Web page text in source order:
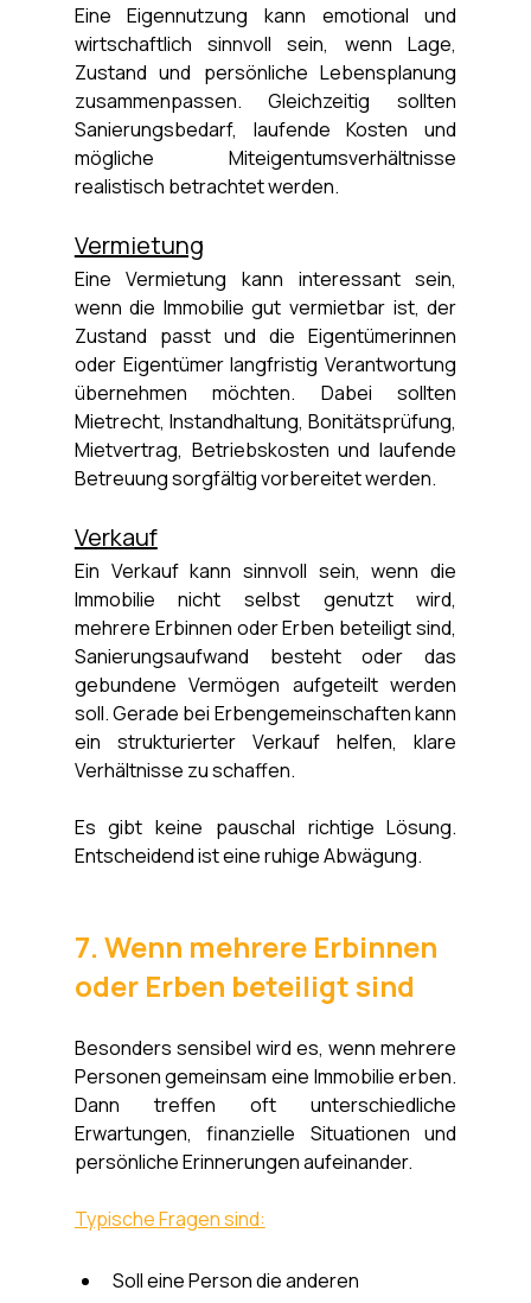
Eine Eigennutzung kann emotional und
wirtschaftlich sinnvoll sein, wenn Lage,
Zustand und persönliche Lebensplanung
zusammenpassen. Gleichzeitig sollten
Sanierungsbedarf, laufende Kosten und
mögliche Miteigentumsverhältnisse
realistisch betrachtet werden.
Vermietung
Eine Vermietung kann interessant sein,
wenn die Immobilie gut vermietbar ist, der
Zustand passt und die Eigentümerinnen
oder Eigentümer langfristig Verantwortung
übernehmen möchten. Dabei sollten
Mietrecht, Instandhaltung, Bonitätsprüfung,
Mietvertrag, Betriebskosten und laufende
Betreuung sorgfältig vorbereitet werden.
Verkauf
Ein Verkauf kann sinnvoll sein, wenn die
Immobilie nicht selbst genutzt wird,
mehrere Erbinnen oder Erben beteiligt sind,
Sanierungsaufwand besteht oder das
gebundene Vermögen aufgeteilt werden
soll. Gerade bei Erbengemeinschaften kann
ein strukturierter Verkauf helfen, klare
Verhältnisse zu schaffen.
Es gibt keine pauschal richtige Lösung.
Entscheidend ist eine ruhige Abwägung.
7. Wenn mehrere Erbinnen
oder Erben beteiligt sind
Besonders sensibel wird es, wenn mehrere
Personen gemeinsam eine Immobilie erben.
Dann treffen oft unterschiedliche
Erwartungen, finanzielle Situationen und
persönliche Erinnerungen aufeinander.
Typische Fragen sind:
Soll eine Person die anderen